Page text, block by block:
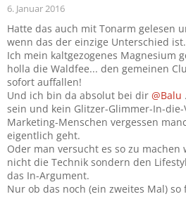
:
6. Januar 2016
Hatte das auch mit Tonarm gelesen
wenn das der einzige Unterschied
Ich mein kaltgezogenes Magnesium
holla die Waldfee... den gemeinen
sofort auffallen!
Und ich bin da absolut bei dir @Balu
sein und kein Glitzer-Glimmer-In-
Marketing-Menschen vergessen
eigentlich geht.
Oder man versucht es so zu
nicht die Technik sondern den
das In-Argument.
Nur ob das noch (ein zweites Mal)